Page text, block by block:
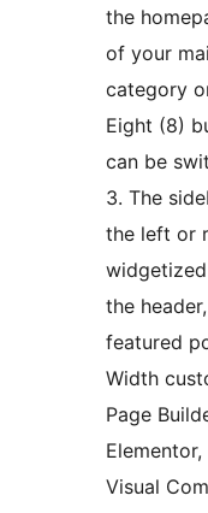
the
of your
category
Eight (8)
can be
3. The
the left or
the
featured
Width
Page
Visual